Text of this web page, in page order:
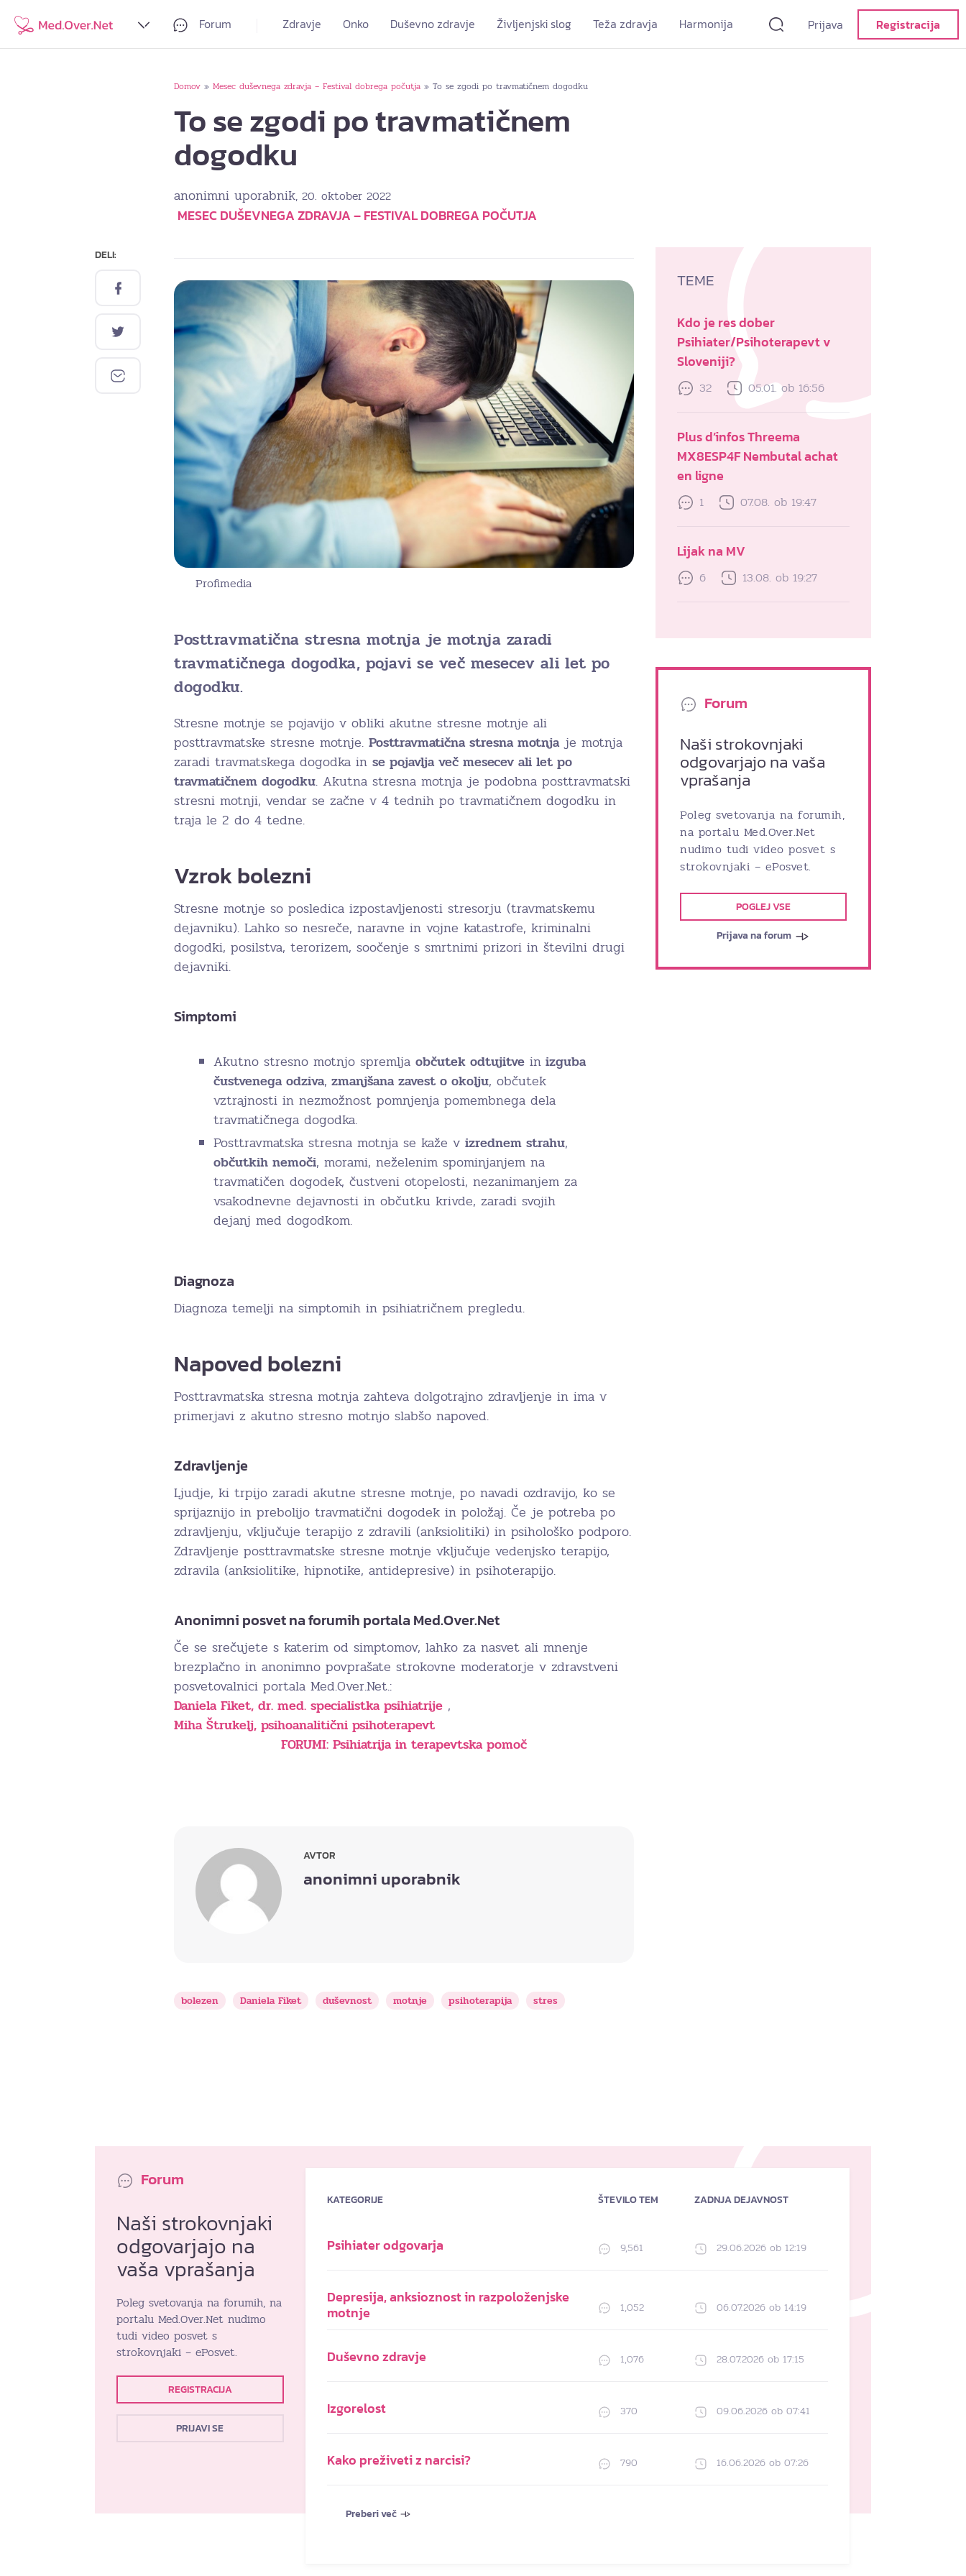
Forum Zdravje Onko Duševno zdravje Življenjski slog Teža zdravja Harmonija Prijava Registracija
Domov » Mesec duševnega zdravja – Festival dobrega počutja » To se zgodi po travmatičnem dogodku
To se zgodi po travmatičnem
dogodku
anonimni uporabnik, 20. oktober 2022
MESEC DUŠEVNEGA ZDRAVJA – FESTIVAL DOBREGA POČUTJA
DELI:
Profimedia
Posttravmatična stresna motnja je motnja zaradi
travmatičnega dogodka, pojavi se več mesecev ali let po
dogodku.
Stresne motnje se pojavijo v obliki akutne stresne motnje ali
posttravmatske stresne motnje. Posttravmatična stresna motnja je motnja
zaradi travmatskega dogodka in se pojavlja več mesecev ali let po
travmatičnem dogodku. Akutna stresna motnja je podobna posttravmatski
stresni motnji, vendar se začne v 4 tednih po travmatičnem dogodku in
traja le 2 do 4 tedne.
Vzrok bolezni
Stresne motnje so posledica izpostavljenosti stresorju (travmatskemu
dejavniku). Lahko so nesreče, naravne in vojne katastrofe, kriminalni
dogodki, posilstva, terorizem, soočenje s smrtnimi prizori in številni drugi
dejavniki.
Simptomi
Akutno stresno motnjo spremlja občutek odtujitve in izguba
čustvenega odziva, zmanjšana zavest o okolju, občutek
vztrajnosti in nezmožnost pomnjenja pomembnega dela
travmatičnega dogodka.
Posttravmatska stresna motnja se kaže v izrednem strahu,
občutkih nemoči, morami, neželenim spominjanjem na
travmatičen dogodek, čustveni otopelosti, nezanimanjem za
vsakodnevne dejavnosti in občutku krivde, zaradi svojih
dejanj med dogodkom.
Diagnoza
Diagnoza temelji na simptomih in psihiatričnem pregledu.
Napoved bolezni
Posttravmatska stresna motnja zahteva dolgotrajno zdravljenje in ima v
primerjavi z akutno stresno motnjo slabšo napoved.
Zdravljenje
Ljudje, ki trpijo zaradi akutne stresne motnje, po navadi ozdravijo, ko se
sprijaznijo in prebolijo travmatični dogodek in položaj. Če je potreba po
zdravljenju, vključuje terapijo z zdravili (anksiolitiki) in psihološko podporo.
Zdravljenje posttravmatske stresne motnje vključuje vedenjsko terapijo,
zdravila (anksiolitike, hipnotike, antidepresive) in psihoterapijo.
Anonimni posvet na forumih portala Med.Over.Net
Če se srečujete s katerim od simptomov, lahko za nasvet ali mnenje
brezplačno in anonimno povprašate strokovne moderatorje v zdravstveni
posvetovalnici portala Med.Over.Net.:
Daniela Fiket, dr. med. specialistka psihiatrije ,
Miha Štrukelj, psihoanalitični psihoterapevt
FORUMI: Psihiatrija in terapevtska pomoč
AVTOR
anonimni uporabnik
bolezen Daniela Fiket duševnost motnje psihoterapija stres
TEME
Kdo je res dober
Psihiater/Psihoterapevt v
Sloveniji?
32 05.01. ob 16:56
Plus d’infos Threema
MX8ESP4F Nembutal achat
en ligne
1 07.08. ob 19:47
Lijak na MV
6 13.08. ob 19:27
Forum
Naši strokovnjaki
odgovarjajo na vaša
vprašanja
Poleg svetovanja na forumih,
na portalu Med.Over.Net
nudimo tudi video posvet s
strokovnjaki – ePosvet.
POGLEJ VSE
Prijava na forum
Forum
Naši strokovnjaki
odgovarjajo na
vaša vprašanja
Poleg svetovanja na forumih, na
portalu Med.Over.Net nudimo
tudi video posvet s
strokovnjaki – ePosvet.
REGISTRACIJA
PRIJAVI SE
KATEGORIJE ŠTEVILO TEM ZADNJA DEJAVNOST
Psihiater odgovarja 9,561 29.06.2026 ob 12:19
Depresija, anksioznost in razpoloženjske
motnje
1,052 06.07.2026 ob 14:19
Duševno zdravje 1,076 28.07.2026 ob 17:15
Izgorelost 370 09.06.2026 ob 07:41
Kako preživeti z narcisi? 790 16.06.2026 ob 07:26
Preberi več